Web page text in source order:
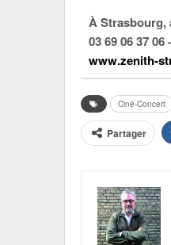
À Strasbourg,
03 69 06 37 06
www.zenith-
Ciné-Concert
Partager